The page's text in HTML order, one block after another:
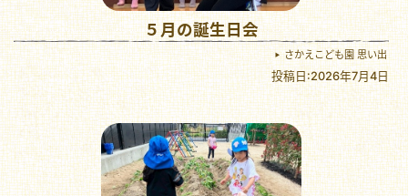
５月の誕生日会
さかえこども園 思い出
投稿日:2026年7月4日